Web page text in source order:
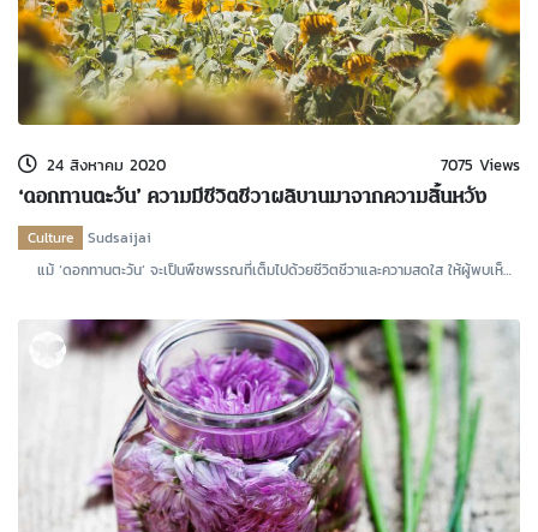
24 สิงหาคม 2020 7075 Views
‘ดอกทานตะวัน’ ความมีชีวิตชีวาผลิบานมาจากความสิ้นหวัง
Culture
Sudsaijai
แม้ ‘ดอกทานตะวัน’ จะเป็นพืชพรรณที่เต็มไปด้วยชีวิตชีวาและความสดใส ให้ผู้พบเห็นรู้